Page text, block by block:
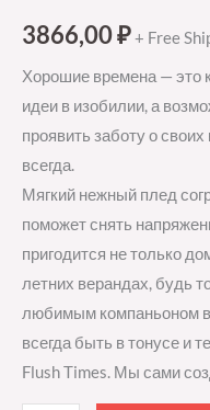
3866,00₽+ Free
Хорошие времена — это
идеи в изобилии, а
проявить заботу о
всегда.
Мягкий нежный плед
поможет снять
пригодится не только
летних верандах, будь
любимым компаньоном
всегда быть в тонусе и
Flush Times. Мы сами